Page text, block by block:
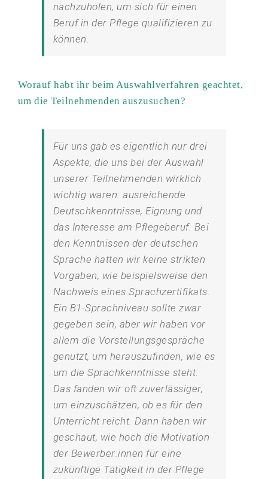
nachzuholen, um sich für einen
Beruf in der Pflege qualifizieren zu
können.
Worauf habt ihr beim Auswahlverfahren geachtet,
um die Teilnehmenden auszusuchen?
Für uns gab es eigentlich nur drei
Aspekte, die uns bei der Auswahl
unserer Teilnehmenden wirklich
wichtig waren: ausreichende
Deutschkenntnisse, Eignung und
das Interesse am Pflegeberuf. Bei
den Kenntnissen der deutschen
Sprache hatten wir keine strikten
Vorgaben, wie beispielsweise den
Nachweis eines Sprachzertifikats.
Ein B1-Sprachniveau sollte zwar
gegeben sein, aber wir haben vor
allem die Vorstellungsgespräche
genutzt, um herauszufinden, wie es
um die Sprachkenntnisse steht.
Das fanden wir oft zuverlässiger,
um einzuschätzen, ob es für den
Unterricht reicht. Dann haben wir
geschaut, wie hoch die Motivation
der Bewerber:innen für eine
zukünftige Tätigkeit in der Pflege